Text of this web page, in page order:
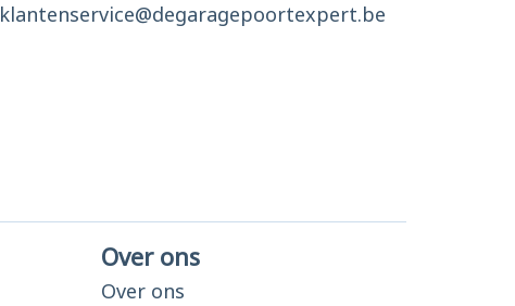
klantenservice@degaragepoortexpert.be
Over ons
Over ons